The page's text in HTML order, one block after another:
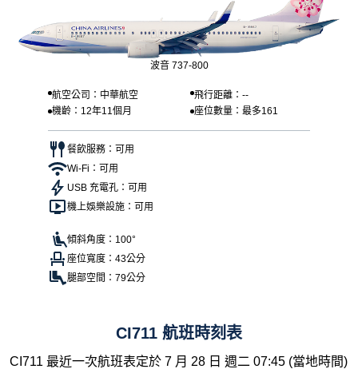
波音 737-800
航空公司：中華航空
飛行距離：--
機齡：12年11個月
座位數量：最多161
餐飲服務：可用
Wi-Fi：可用
USB 充電孔：可用
機上娛樂設施：可用
傾斜角度：100°
座位寬度：43公分
腿部空間：79公分
CI711 航班時刻表
CI711 最近一次航班表定於 7 月 28 日 週二 07:45 (當地時間)